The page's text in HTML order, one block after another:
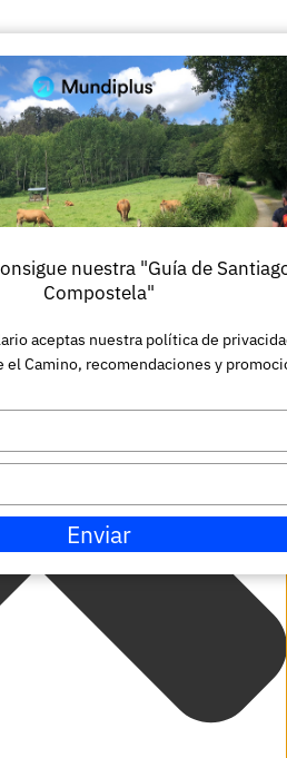
de las cookies
nuestra "Guía de
Compostela"
aceptas nuestra política de
el Camino, recomendaciones y
Enviar